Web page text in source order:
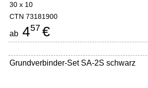
30 x 10
CTN 73181900
ab 457 €
Grundverbinder-Set SA-2S schwarz